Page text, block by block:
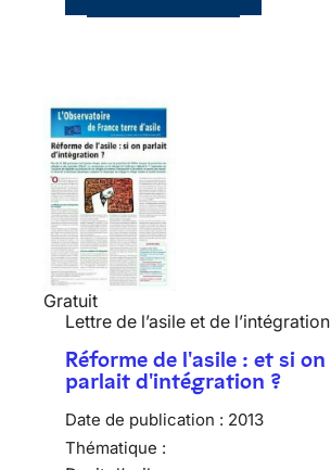
Gratuit
Lettre de l’asile et de l’intégration
Réforme de l'asile : et si on
parlait d'intégration ?
Date de publication : 2013
Thématique :